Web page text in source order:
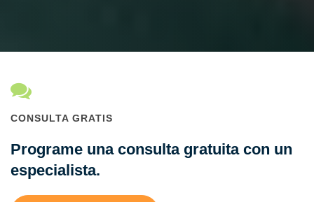
CONSULTA GRATIS
Programe una consulta gratuita con un
especialista.